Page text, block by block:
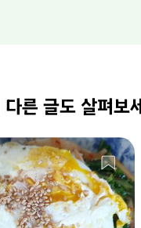
다른 글도 살펴보